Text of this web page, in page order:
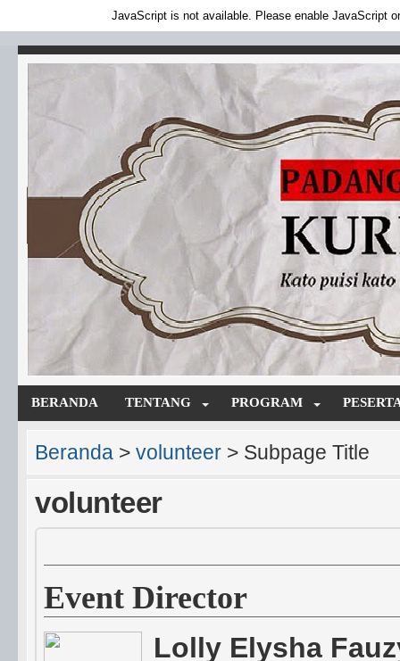
JavaScript is not available. Please enable JavaScript
BERANDA TENTANG PROGRAM
Beranda > volunteer > Subpage Title
volunteer
Event Director
Lolly Elysha